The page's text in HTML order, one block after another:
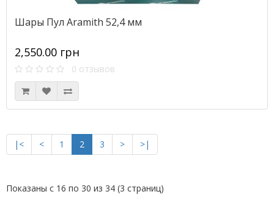
Шары Пул Aramith 52,4 мм
2,550.00 грн
0 отзывов
|< < 1 2 3 > >|
Показаны с 16 по 30 из 34 (3 страниц)